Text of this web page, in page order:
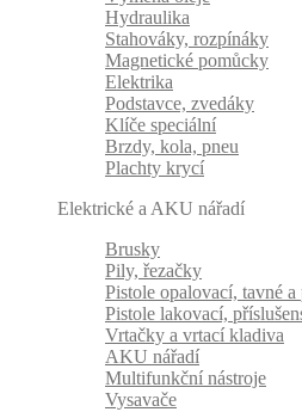
Hydraulika
Stahováky, rozpínáky
Magnetické pomůcky
Elektrika
Podstavce, zvedáky
Klíče speciální
Brzdy, kola, pneu
Plachty krycí
Elektrické a AKU nářadí
Brusky
Pily, řezačky
Pistole opalovací, tavné a
Pistole lakovací,
Vrtačky a vrtací kladiva
AKU nářadí
Multifunkční nástroje
Vysavače